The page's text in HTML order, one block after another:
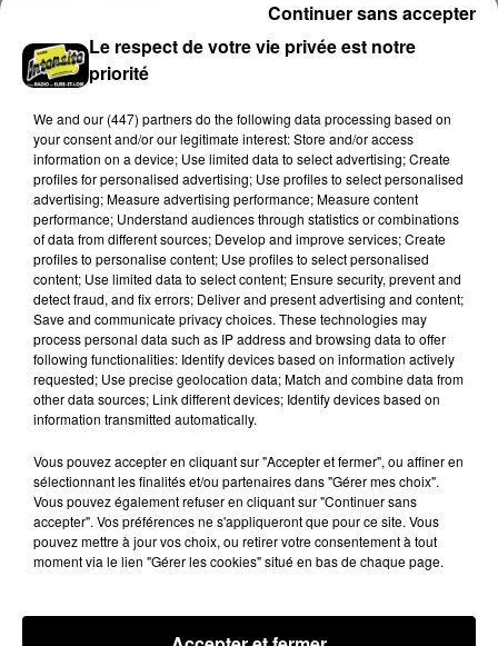
Loir-et-Cher : un pyromane interpellé grâce
au sang-froid des...
Samedi 25 juillet, plus d'une dizaine de feux de
champs et de sous-bois ont été déclenchés dans le
secteur de Fontaine-les-Côteaux, Montoire et Lunay.
Grâce...
A LA UNE Voir plus
Le respect de votre vie privée est notre
priorité
We and our (447) partnersdo the following data processing based on
your consent and/or our legitimate interest: Store and/or access
information on a device; Use limited data to select advertising; Create
profiles for personalised advertising; Use profiles to select personalised
advertising; Measure advertising performance; Measure content
performance; Understand audiences through statistics or combinations
of data from different sources; Develop and improve services; Create
profiles to personalise content; Use profiles to select personalised
content; Use limited data to select content; Ensure security, prevent and
detect fraud, and fix errors; Deliver and present advertising and content;
Save and communicate privacy choices. These technologies may
process personal data such as IP address and browsing data to offer
following functionalities: Identify devices based on information actively
requested; Use precise geolocation data; Match and combine data from
other data sources; Link different devices; Identify devices based on
information transmitted automatically.
Vous pouvez accepter en cliquant sur "Accepter et fermer", ou affiner en
sélectionnant les finalités et/ou partenaires dans "Gérer mes choix".
Vous pouvez également refuser en cliquant sur "Continuer sans
accepter". Vos préférences ne s'appliqueront que pour ce site. Vous
pouvez mettre à jour vos choix, ou retirer votre consentement à tout
moment via le lien "Gérer les cookies" situé en bas de chaque page.
Continuer sans accepter